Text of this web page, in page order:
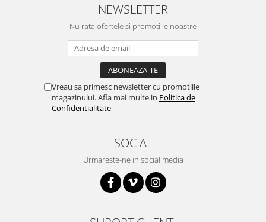
NEWSLETTER
Nu rata ofertele si promotiile noastre
Vreau sa primesc newsletter cu promotiile
magazinului. Afla mai multe in Politica de
Confidentialitate
SOCIAL
Urmareste-ne in social media